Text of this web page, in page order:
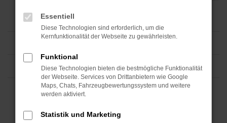
Essentiell
Diese Technologien sind erforderlich, um die
Kernfunktionalität der Webseite zu gewährleisten.
Funktional
Diese Technologien bieten die bestmögliche Funktionalität
der Webseite. Services von Drittanbietern wie Google
Maps, Chats, Fahrzeugbewertungssystem und weitere
werden aktiviert.
Statistik und Marketing